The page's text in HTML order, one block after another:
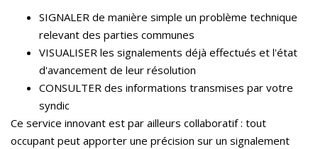
SIGNALER de manière simple un problème technique
relevant des parties communes
VISUALISER les signalements déjà effectués et l'état
d'avancement de leur résolution
CONSULTER des informations transmises par votre
syndic
Ce service innovant est par ailleurs collaboratif : tout
occupant peut apporter une précision sur un signalement